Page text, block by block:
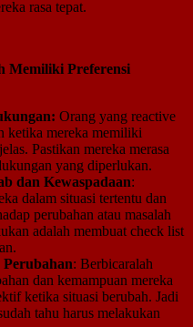
rasa tepat.
Memiliki Preferensi
Orang yang reactive
ketika mereka memiliki
Pastikan mereka merasa
yang diperlukan.
dan Kewaspadaan:
dalam situasi tertentu dan
perubahan atau masalah
adalah membuat check list
: Berbicaralah
dan kemampuan mereka
ketika situasi berubah. Jadi
tahu harus melakukan